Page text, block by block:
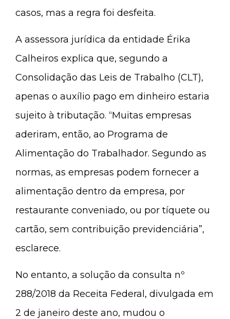
casos, mas a regra foi desfeita.
A assessora jurídica da entidade Érika
Calheiros explica que, segundo a
Consolidação das Leis de Trabalho (CLT),
apenas o auxílio pago em dinheiro estaria
sujeito à tributação. “Muitas empresas
aderiram, então, ao Programa de
Alimentação do Trabalhador. Segundo as
normas, as empresas podem fornecer a
alimentação dentro da empresa, por
restaurante conveniado, ou por tíquete ou
cartão, sem contribuição previdenciária”,
esclarece.
No entanto, a solução da consulta nº
288/2018 da Receita Federal, divulgada em
2 de janeiro deste ano, mudou o